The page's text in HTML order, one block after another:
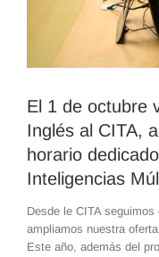
El 1 de octubre
Inglés al CITA,
horario
Inteligencias
Desde le CITA
ampliamos nuestra
Este año, además del